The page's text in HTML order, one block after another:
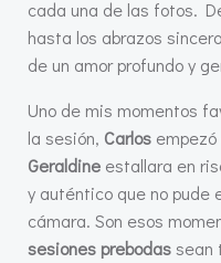
cada una de las fotos.
hasta los abrazos
de un amor profundo y
Uno de mis momentos
la sesión, Carlos
Geraldine estallara en
y auténtico que no pude
cámara. Son esos
sesiones prebodassean